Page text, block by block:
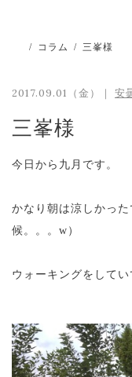
/ コラム / 三峯様
2017.09.01（金）｜ 安
三峯様
今日から九月です。
かなり朝は涼しかっ
候。。。w）
ウォーキングをしてい